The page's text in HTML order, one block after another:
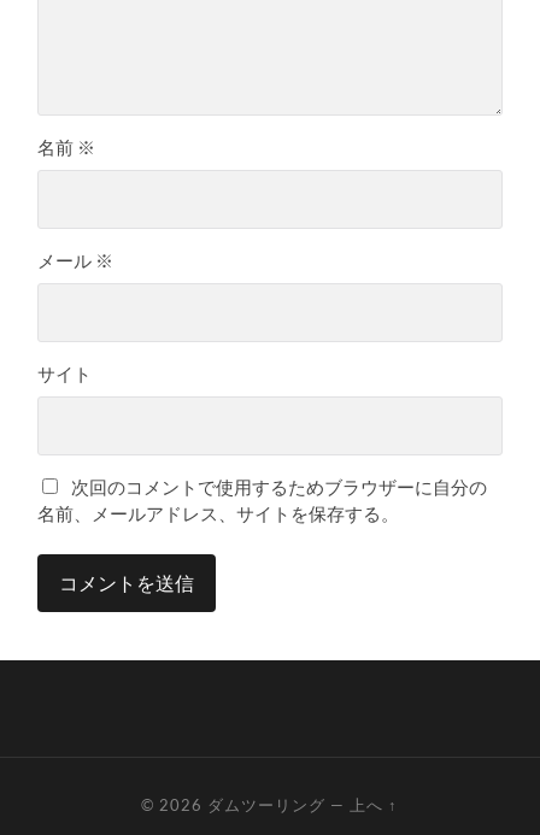
名前 ※
メール ※
サイト
次回のコメントで使用するためブラウザーに自分の
名前、メールアドレス、サイトを保存する。
© 2026 ダムツーリング — 上へ ↑